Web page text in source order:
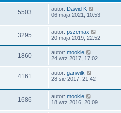
5503 autor: Dawid K
06 maja 2021, 10:53
3295 autor: pszemax
20 maja 2019, 22:52
1860 autor: mookie
24 wrz 2017, 17:02
4161 autor: ganwilk
28 sie 2017, 21:42
1686 autor: mookie
18 wrz 2016, 20:09